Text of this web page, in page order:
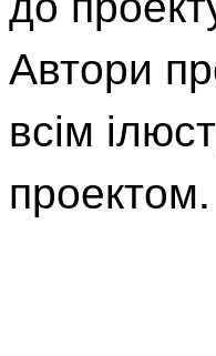
Автори
всім
проектом.